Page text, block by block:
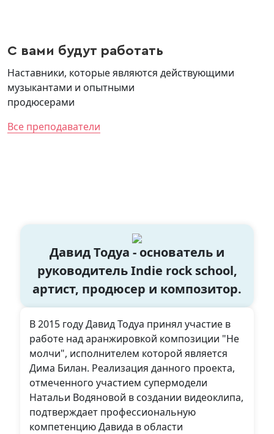
С вами будут работать
Наставники, которые являются действующими
музыкантами и опытными
продюсерами
Все преподаватели
Давид Тодуа - основатель и
руководитель Indie rock school,
артист, продюсер и композитор.
В 2015 году Давид Тодуа принял участие в
работе над аранжировкой композиции "Не
молчи", исполнителем которой является
Дима Билан. Реализация данного проекта,
отмеченного участием супермодели
Натальи Водяновой в создании видеоклипа,
подтверждает профессиональную
компетенцию Давида в области